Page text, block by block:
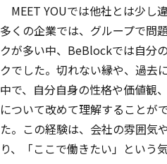
MEET YOUでは他社とは少し
多くの企業では、グループで問
クが多い中、BeBlockでは自分
クでした。切れない縁や、過去
中で、自分自身の性格や価値観
について改めて理解することが
た。この経験は、会社の雰囲気
り、「ここで働きたい」という